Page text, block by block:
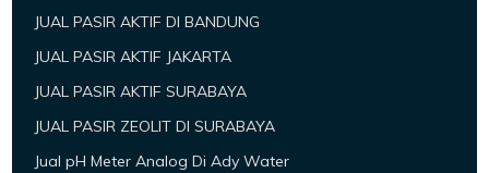
JUAL PASIR AKTIF DI BANDUNG
JUAL PASIR AKTIF JAKARTA
JUAL PASIR AKTIF SURABAYA
JUAL PASIR ZEOLIT DI SURABAYA
Jual pH Meter Analog Di Ady Water